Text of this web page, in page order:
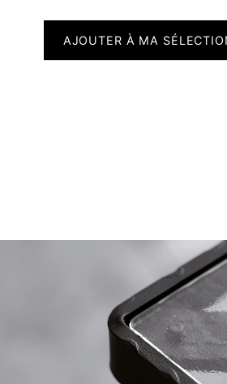
AJOUTER À MA